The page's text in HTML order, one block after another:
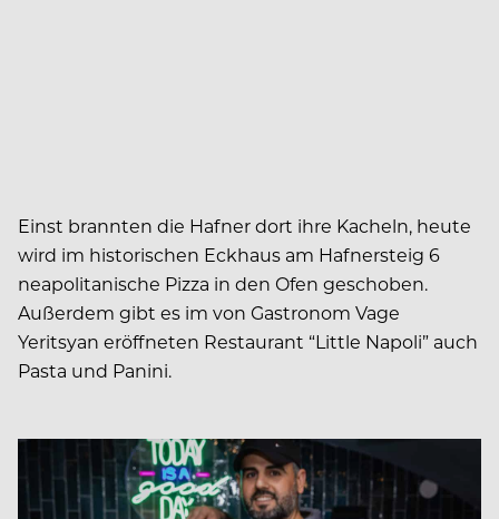
Einst brannten die Hafner dort ihre Kacheln, heute
wird im historischen Eckhaus am Hafnersteig 6
neapolitanische Pizza in den Ofen geschoben.
Außerdem gibt es im von Gastronom Vage
Yeritsyan eröffneten Restaurant “Little Napoli” auch
Pasta und Panini.